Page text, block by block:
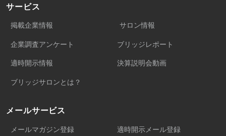
サービス
掲載企業情報 サロン情報
企業調査アンケート ブリッジレポート
適時開示情報 決算説明会動画
ブリッジサロンとは？
メールサービス
メールマガジン登録 適時開示メール登録